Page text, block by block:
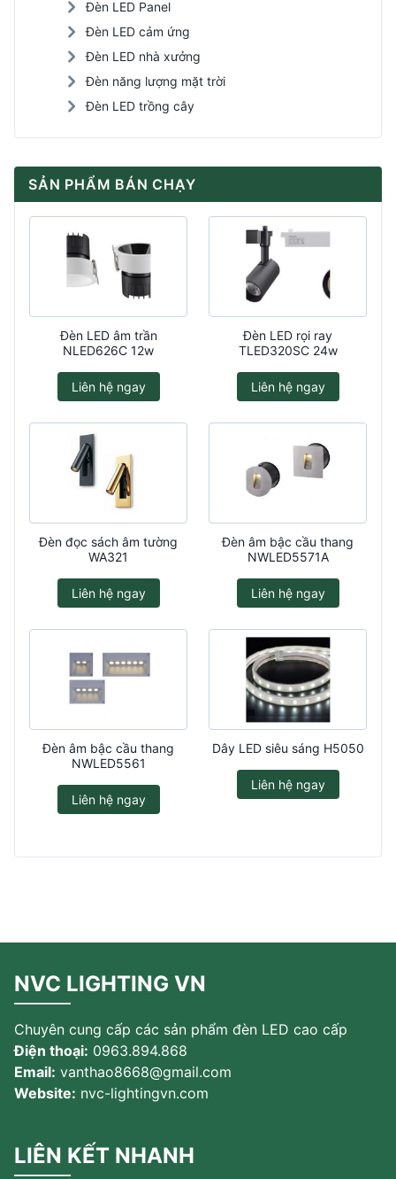
Đèn LED Panel
Đèn LED cảm ứng
Đèn LED nhà xưởng
Đèn năng lượng mặt trời
Đèn LED trồng cây
SẢN PHẨM BÁN CHẠY
Đèn LED âm trần
NLED626C 12w
Liên hệ ngay
Đèn LED rọi ray
TLED320SC 24w
Liên hệ ngay
Đèn đọc sách âm tường
WA321
Liên hệ ngay
Đèn âm bậc cầu thang
NWLED5571A
Liên hệ ngay
Đèn âm bậc cầu thang
NWLED5561
Liên hệ ngay
Dây LED siêu sáng H5050
Liên hệ ngay
NVC LIGHTING VN
Chuyên cung cấp các sản phẩm đèn LED cao cấp
Điện thoại: 0963.894.868
Email: vanthao8668@gmail.com
Website: nvc-lightingvn.com
LIÊN KẾT NHANH